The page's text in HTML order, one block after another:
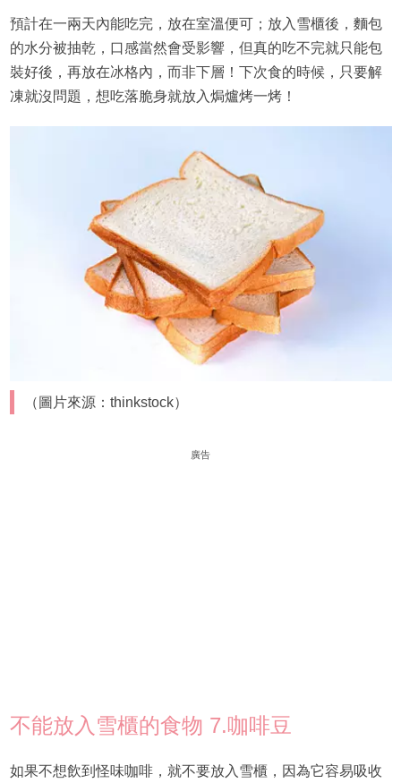
預計在一兩天內能吃完，放在室溫便可；放入雪櫃後，麵包
的水分被抽乾，口感當然會受影響，但真的吃不完就只能包
裝好後，再放在冰格內，而非下層！下次食的時候，只要解
凍就沒問題，想吃落脆身就放入焗爐烤一烤！
（圖片來源：thinkstock）
廣告
不能放入雪櫃的食物 7.咖啡豆
如果不想飲到怪味咖啡，就不要放入雪櫃，因為它容易吸收